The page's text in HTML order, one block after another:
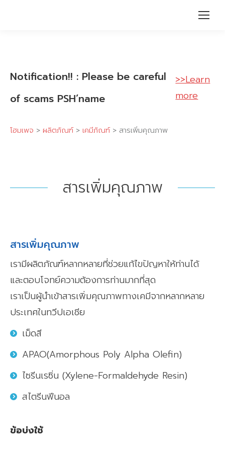
Notification!! : Please be careful
of scams PSH’name
>>Learn
more
โฮมเพจ > ผลิตภัณฑ์> เคมีภัณฑ์> สารเพิ่มคุณภาพ
สารเพิ่มคุณภาพ
สารเพิ่มคุณภาพ
เรามีผลิตภัณฑ์หลากหลายที่ช่วยแก้ไขปัญหาให้ท่านได้
และตอบโจทย์ความต้องการท่านมากที่สุด
เราเป็นผู้นำเข้าสารเพิ่มคุณภาพทางเคมีจากหลากหลาย
ประเทศในทวีปเอเชีย
เม็ดสี
APAO(Amorphous Poly Alpha Olefin)
ไซรีนเรซิ่น (Xylene-Formaldehyde Resin)
สไตรีนฟีนอล
ข้อบ่งใช้